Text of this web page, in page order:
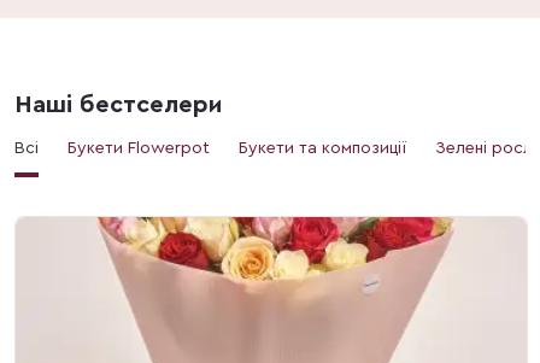
Наші бестселери
Всі Букети Flowerpot Букети та композиції Зелені